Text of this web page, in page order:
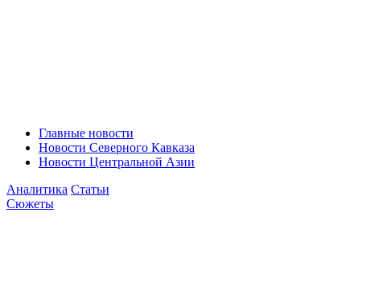
Главные новости
Новости Северного Кавказа
Новости Центральной Азии
Аналитика Статьи
Сюжеты